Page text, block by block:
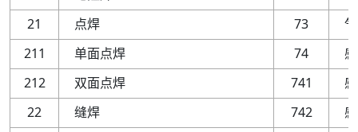
21
点焊 73
211
单面点焊 74
212
双面点焊 741
22
缝焊 742